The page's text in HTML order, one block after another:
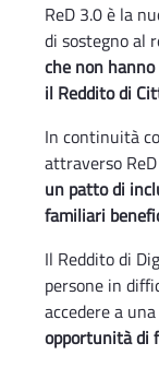
ReD 3.0 è la
di sostegno al
che non
il Reddito di
In continuità
attraverso
un patto di
familiari
Il Reddito di
persone in
accedere a una
opportunità di